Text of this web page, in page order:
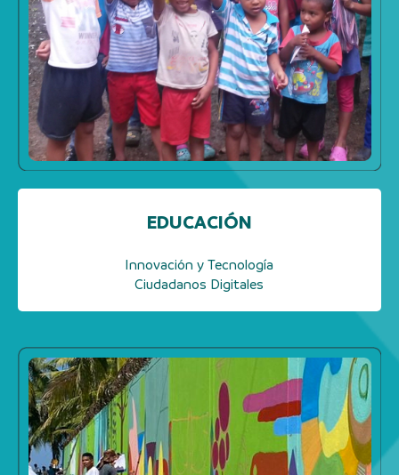
EDUCACIÓN
Innovación y Tecnología
Ciudadanos Digitales